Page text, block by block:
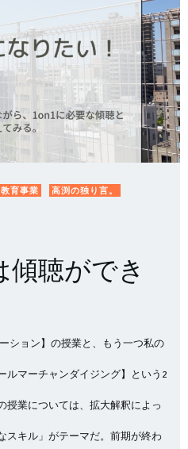
教育事業 高渕の独り言。
傾聴ができ
ション】の授業と、もう一つ私の
ルマーチャンダイジング】という2
授業については、拡大解釈によっ
スキル」がテーマだ。前期が終わ